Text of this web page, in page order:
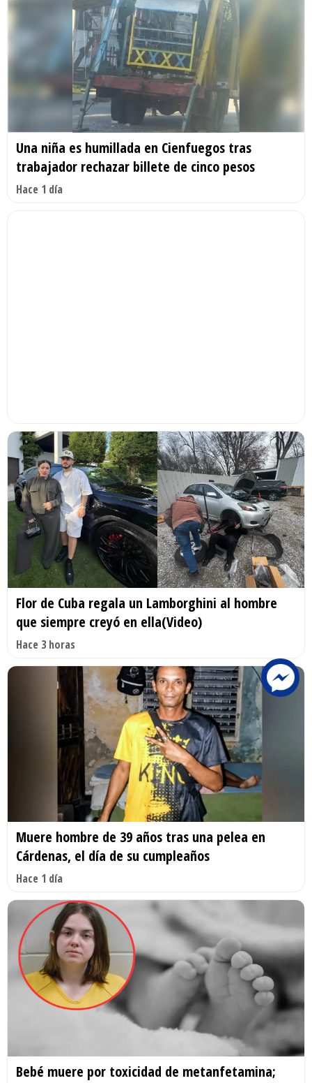
Una niña es humillada en Cienfuegos tras
trabajador rechazar billete de cinco pesos
Hace 1 día
Flor de Cuba regala un Lamborghini al hombre
que siempre creyó en ella(Video)
Hace 3 horas
Muere hombre de 39 años tras una pelea en
Cárdenas, el día de su cumpleaños
Hace 1 día
Bebé muere por toxicidad de metanfetamina;